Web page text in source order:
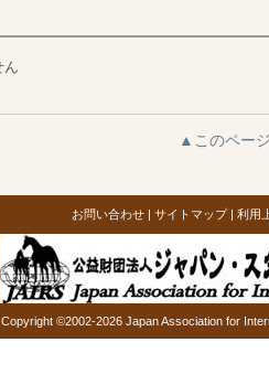
ん
▲このペー
お問い合わせ | サイトマップ| 利用
Copyright ©2002-2026 Japan Association for